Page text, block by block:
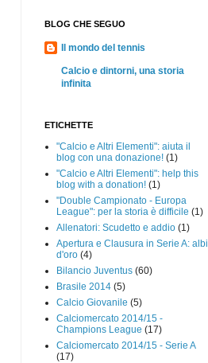
BLOG CHE SEGUO
Il mondo del tennis
Calcio e dintorni, una storia
infinita
ETICHETTE
"Calcio e Altri Elementi": aiuta il
blog con una donazione! (1)
"Calcio e Altri Elementi": help this
blog with a donation! (1)
"Double Campionato - Europa
League": per la storia è difficile (1)
Allenatori: Scudetto e addio (1)
Apertura e Clausura in Serie A: albi
d'oro (4)
Bilancio Juventus (60)
Brasile 2014 (5)
Calcio Giovanile (5)
Calciomercato 2014/15 -
Champions League (17)
Calciomercato 2014/15 - Serie A
(17)